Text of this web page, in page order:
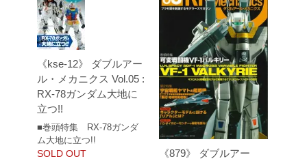
《kse-12》 ダブルアー
ル・メカニクス Vol.05 :
RX-78ガンダム大地に
立つ!!
■巻頭特集 RX-78ガンダ
ム大地に立つ!!
SOLD OUT
《879》 ダブルアー